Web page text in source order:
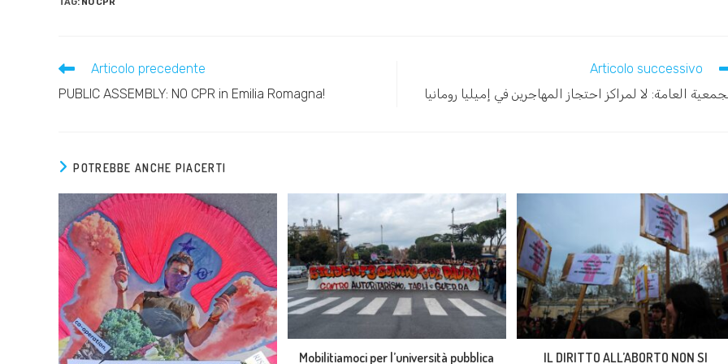
Articolo precedente
PUBLIC ASSEMBLY: NO CPR in Emilia Romagna!
Articolo successivo
العامة: لا لمراكز احتجاز المهاجرين في إميليا رومانيا
POTREBBE ANCHE PIACERTI
Mobilitiamoci per l’università pubblica IL DIRITTO ALL’ABORTO NON SI